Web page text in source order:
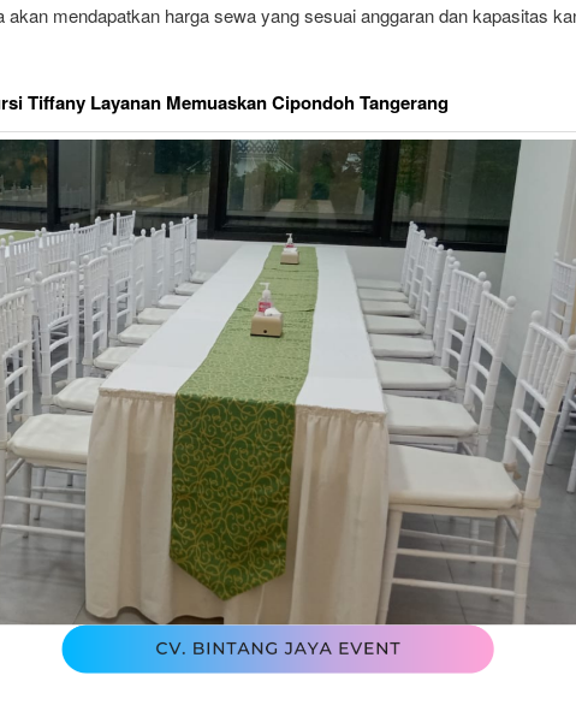
akan mendapatkan harga sewa yang sesuai anggaran dan kapasitas
Tiffany Layanan Memuaskan Cipondoh Tangerang